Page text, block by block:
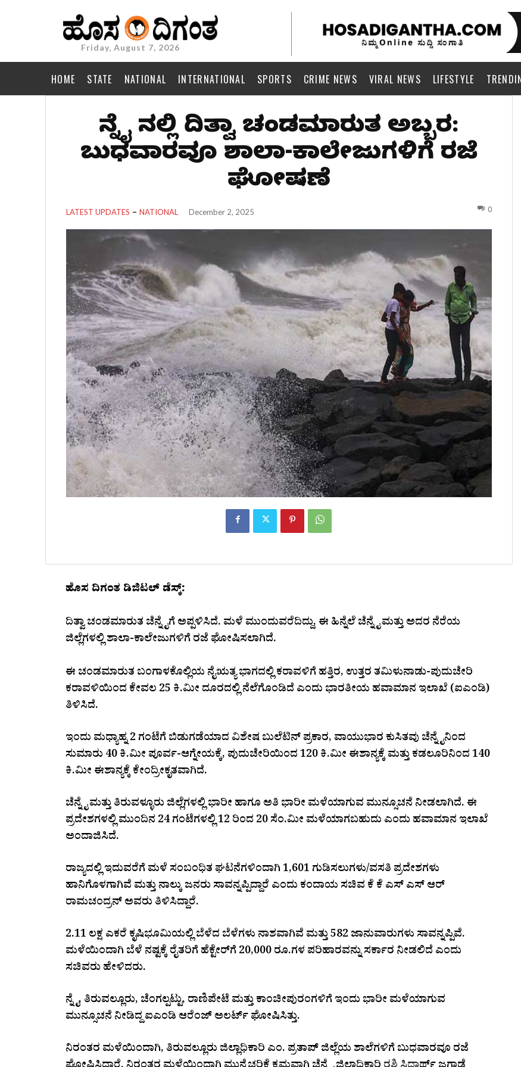
Friday, August 7, 2026
HOME STATE NATIONAL INTERNATIONAL SPORTS CRIME NEWS VIRAL NEWS LIFESTYLE
ಚೆನ್ನೈ ನಲ್ಲಿ ದಿತ್ವಾ ಚಂಡಮಾರುತ ಅಬ್ಬರ:
ಬುಧವಾರವೂ ಶಾಲಾ-ಕಾಲೇಜುಗಳಿಗೆ ರಜೆ
ಘೋಷಣೆ
LATEST UPDATES NATIONAL December 2, 2025 0
ಹೊಸ ದಿಗಂತ ಡಿಜಿಟಲ್ ಡೆಸ್ಕ್:
ದಿತ್ವಾ ಚಂಡಮಾರುತ ಚೆನ್ನೈಗೆ ಅಪ್ಪಳಿಸಿದೆ. ಮಳೆ ಮುಂದುವರೆದಿದ್ದು, ಈ ಹಿನ್ನೆಲೆ ಚೆನ್ನೈ ಮತ್ತು ಅದರ ನೆರೆಯ
ಜಿಲ್ಲೆಗಳಲ್ಲಿ ಶಾಲಾ-ಕಾಲೇಜುಗಳಿಗೆ ರಜೆ ಘೋಷಿಸಲಾಗಿದೆ.
ಈ ಚಂಡಮಾರುತ ಬಂಗಾಳಕೊಲ್ಲಿಯ ನೈಋತ್ಯ ಭಾಗದಲ್ಲಿ ಕರಾವಳಿಗೆ ಹತ್ತಿರ, ಉತ್ತರ ತಮಿಳುನಾಡು-ಪುದುಚೇರಿ
ಕರಾವಳಿಯಿಂದ ಕೇವಲ 25 ಕಿ.ಮೀ ದೂರದಲ್ಲಿ ನೆಲೆಗೊಂಡಿದೆ ಎಂದು ಭಾರತೀಯ ಹವಾಮಾನ ಇಲಾಖೆ (ಐಎಂಡಿ)
ತಿಳಿಸಿದೆ.
ಇಂದು ಮಧ್ಯಾಹ್ನ 2 ಗಂಟೆಗೆ ಬಿಡುಗಡೆಯಾದ ವಿಶೇಷ ಬುಲೆಟಿನ್ ಪ್ರಕಾರ, ವಾಯುಭಾರ ಕುಸಿತವು ಚೆನ್ನೈನಿಂದ
ಸುಮಾರು 40 ಕಿ.ಮೀ ಪೂರ್ವ-ಆಗ್ನೇಯಕ್ಕೆ, ಪುದುಚೇರಿಯಿಂದ 120 ಕಿ.ಮೀ ಈಶಾನ್ಯಕ್ಕೆ ಮತ್ತು ಕಡಲೂರಿನಿಂದ 140
ಕಿ.ಮೀ ಈಶಾನ್ಯಕ್ಕೆ ಕೇಂದ್ರೀಕೃತವಾಗಿದೆ.
ಚೆನ್ನೈ ಮತ್ತು ತಿರುವಳ್ಳೂರು ಜಿಲ್ಲೆಗಳಲ್ಲಿ ಭಾರೀ ಹಾಗೂ ಅತಿ ಭಾರೀ ಮಳೆಯಾಗುವ ಮುನ್ಸೂಚನೆ ನೀಡಲಾಗಿದೆ. ಈ
ಪ್ರದೇಶಗಳಲ್ಲಿ ಮುಂದಿನ 24 ಗಂಟೆಗಳಲ್ಲಿ 12 ರಿಂದ 20 ಸೆಂ.ಮೀ ಮಳೆಯಾಗಬಹುದು ಎಂದು ಹವಾಮಾನ ಇಲಾಖೆ
ಅಂದಾಜಿಸಿದೆ.
ರಾಜ್ಯದಲ್ಲಿ ಇದುವರೆಗೆ ಮಳೆ ಸಂಬಂಧಿತ ಘಟನೆಗಳಿಂದಾಗಿ 1,601 ಗುಡಿಸಲುಗಳು/ವಸತಿ ಪ್ರದೇಶಗಳು
ಹಾನಿಗೊಳಗಾಗಿವೆ ಮತ್ತು ನಾಲ್ಕು ಜನರು ಸಾವನ್ನಪ್ಪಿದ್ದಾರೆ ಎಂದು ಕಂದಾಯ ಸಚಿವ ಕೆ ಕೆ ಎಸ್ ಎಸ್ ಆರ್
ರಾಮಚಂದ್ರನ್ ಅವರು ತಿಳಿಸಿದ್ದಾರೆ.
2.11 ಲಕ್ಷ ಎಕರೆ ಕೃಷಿಭೂಮಿಯಲ್ಲಿ ಬೆಳೆದ ಬೆಳೆಗಳು ನಾಶವಾಗಿವೆ ಮತ್ತು 582 ಜಾನುವಾರುಗಳು ಸಾವನ್ನಪ್ಪಿವೆ.
ಮಳೆಯಿಂದಾಗಿ ಬೆಳೆ ನಷ್ಟಕ್ಕೆ ರೈತರಿಗೆ ಹೆಕ್ಟೇರ್‌ಗೆ 20,000 ರೂ.ಗಳ ಪರಿಹಾರವನ್ನು ಸರ್ಕಾರ ನೀಡಲಿದೆ ಎಂದು
ಸಚಿವರು ಹೇಳಿದರು.
ನ್ನೈ, ತಿರುವಲ್ಲೂರು, ಚೆಂಗಲ್ಪಟ್ಟು, ರಾಣಿಪೇಟೆ ಮತ್ತು ಕಾಂಚೀಪುರಂಗಳಿಗೆ ಇಂದು ಭಾರೀ ಮಳೆಯಾಗುವ
ಮುನ್ಸೂಚನೆ ನೀಡಿದ್ದ ಐಎಂಡಿ ಆರೆಂಜ್ ಅಲರ್ಟ್ ಘೋಷಿಸಿತ್ತು.
ನಿರಂತರ ಮಳೆಯಿಂದಾಗಿ, ತಿರುವಲ್ಲೂರು ಜಿಲ್ಲಾಧಿಕಾರಿ ಎಂ. ಪ್ರತಾಪ್ ಜಿಲ್ಲೆಯ ಶಾಲೆಗಳಿಗೆ ಬುಧವಾರವೂ ರಜೆ